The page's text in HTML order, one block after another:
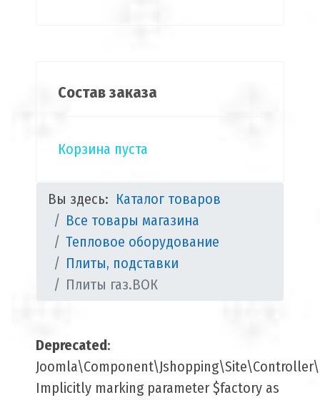
Состав заказа
Корзина пуста
Вы здесь: Каталог товаров
Все товары магазина
Тепловое оборудование
Плиты, подставки
Плиты газ.ВОК
Deprecated:
Implicitly marking parameter $factory as